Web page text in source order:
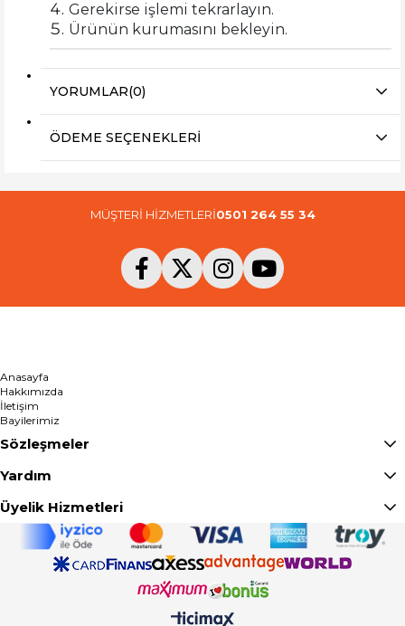
Gerekirse işlemi tekrarlayın.
Ürünün kurumasını bekleyin.
YORUMLAR(0)
ÖDEME SEÇENEKLERI
MÜŞTERİ HİZMETLERİ0501 264 55 34
Anasayfa
Hakkımızda
İletişim
Bayilerimiz
Sözleşmeler
Yardım
Üyelik Hizmetleri